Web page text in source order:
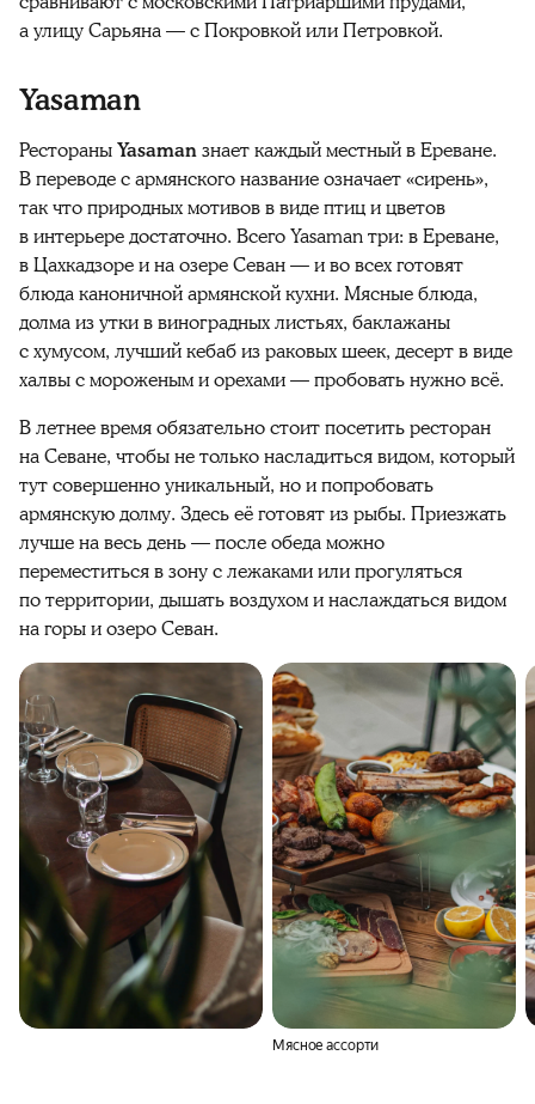
а улицу Сарьяна — с Покровкой или Петровкой.
Yasaman
РестораныYasamanзнает каждый местный в Ереване.
В переводе с армянского название означает «сирень»,
так что природных мотивов в виде птиц и цветов
в интерьере достаточно. Всего Yasaman три: в Ереване,
в Цахкадзоре и на озере Севан — и во всех готовят
блюда каноничной армянской кухни. Мясные блюда,
долма из утки в виноградных листьях, баклажаны
с хумусом, лучший кебаб из раковых шеек, десерт в виде
халвы с мороженым и орехами — пробовать нужно всё.
В летнее время обязательно стоит посетить ресторан
на Севане, чтобы не только насладиться видом, который
тут совершенно уникальный, но и попробовать
армянскую долму. Здесь её готовят из рыбы. Приезжать
лучше на весь день — после обеда можно
переместиться в зону с лежаками или прогуляться
по территории, дышать воздухом и наслаждаться видом
на горы и озеро Севан.
Мясное ассорти